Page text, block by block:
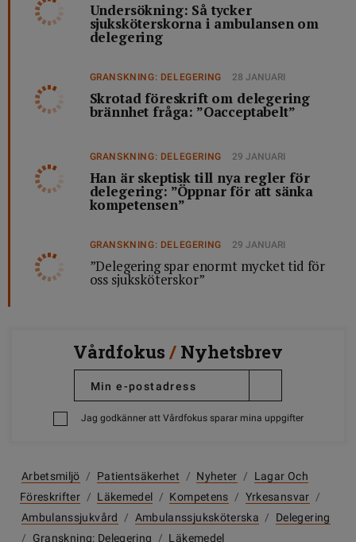
Undersökning: Så tycker
sjuksköterskorna i ambulansen om
delegering
GRANSKNING: DELEGERING 28 JANUARI
Skrotad föreskrift om delegering
brännhet fråga: ”Oacceptabelt”
GRANSKNING: DELEGERING 29 JANUARI
Han är skeptisk till nya regler för
delegering: ”Öppnar för att sänka
kompetensen”
GRANSKNING: DELEGERING 29 JANUARI
”Delegering spar enormt mycket tid för
oss sjuksköterskor”
Vårdfokus / Nyhetsbrev
Jag godkänner att Vårdfokus sparar mina uppgifter
Arbetsmiljö / Patientsäkerhet / Nyheter /
Lagar Och
Föreskrifter / Läkemedel / Kompetens / Yrkesansvar /
Ambulanssjukvård
/ Ambulanssjuksköterska /
Delegering
/
Granskning: Delegering / Läkemedel